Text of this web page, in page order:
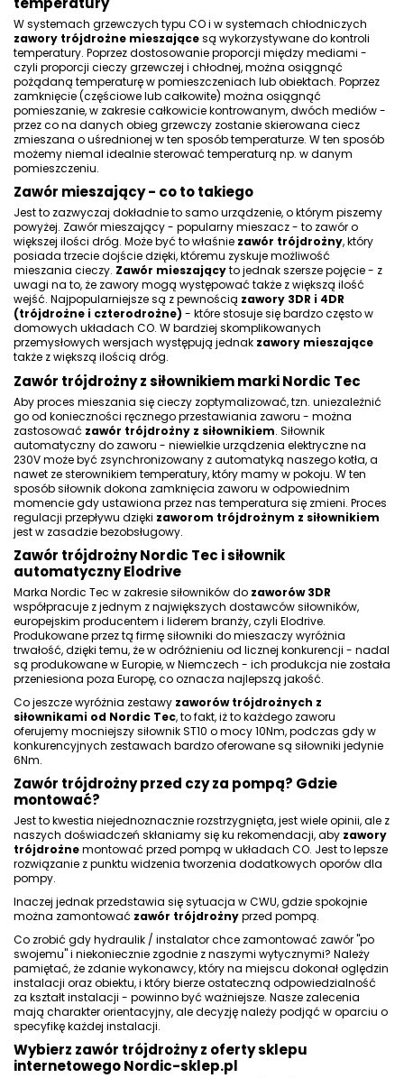
W systemach grzewczych typu CO i w systemach chłodniczych
zawory trójdrożne mieszającesą wykorzystywane do kontroli
temperatury. Poprzez dostosowanie proporcji między mediami -
czyli proporcji cieczy grzewczej i chłodnej, można osiągnąć
pożądaną temperaturę w pomieszczeniach lub obiektach. Poprzez
zamknięcie (częściowe lub całkowite) można osiągnąć
pomieszanie, w zakresie całkowicie kontrowanym, dwóch mediów -
przez co na danych obieg grzewczy zostanie skierowana ciecz
zmieszana o uśrednionej w ten sposób temperaturze. W ten sposób
możemy niemal idealnie sterować temperaturą np. w danym
pomieszczeniu.
Zawór mieszający - co to takiego
Jest to zazwyczaj dokładnie to samo urządzenie, o którym piszemy
powyżej. Zawór mieszający- popularny mieszacz - to zawór o
większej ilości dróg. Może być to właśnie zawór trójdrożny, który
posiada trzecie dojście dzięki, któremu zyskuje możliwość
mieszania cieczy. Zawór mieszającyto jednak szersze pojęcie - z
uwagi na to, że zawory mogą występować także z większą ilość
wejść. Najpopularniejsze są z pewnością zawory 3DR i 4DR
(trójdrożne i czterodrożne) - które stosuje się bardzo często w
domowych układach CO. W bardziej skomplikowanych
przemysłowych wersjach występują jednak zawory mieszające
także z większą ilością dróg.
Zawór trójdrożny z siłownikiem marki Nordic Tec
Aby proces mieszania się cieczy zoptymalizować, tzn. uniezależnić
go od konieczności ręcznego przestawiania zaworu - można
zastosować zawór trójdrożny z siłownikiem. Siłownik
automatyczny do zaworu - niewielkie urządzenia elektryczne na
230V może być zsynchronizowany z automatyką naszego kotła, a
nawet ze sterownikiem temperatury, który mamy w pokoju. W ten
sposób siłownik dokona zamknięcia zaworu w odpowiednim
momencie gdy ustawiona przez nas temperatura się zmieni. Proces
regulacji przepływu dzięki zaworom trójdrożnym z siłownikiem
jest w zasadzie bezobsługowy.
Zawór trójdrożny Nordic Tec i siłownik
automatyczny Elodrive
Marka Nordic Tec w zakresie siłowników do zaworów 3DR
współpracuje z jednym z największych dostawców siłowników,
europejskim producentem i liderem branży, czyli Elodrive.
Produkowane przez tą firmę siłowniki do mieszaczy wyróżnia
trwałość, dzięki temu, że w odróżnieniu od licznej konkurencji - nadal
są produkowane w Europie, w Niemczech - ich produkcja nie została
przeniesiona poza Europę, co oznacza najlepszą jakość.
Co jeszcze wyróżnia zestawy zaworów trójdrożnych z
siłownikami od Nordic Tec, to fakt, iż to każdego zaworu
oferujemy mocniejszy siłownik ST10 o mocy 10Nm, podczas gdy w
konkurencyjnych zestawach bardzo oferowane są siłowniki jedynie
6Nm.
Zawór trójdrożny przed czy za pompą? Gdzie
montować?
Jest to kwestia niejednoznacznie rozstrzygnięta, jest wiele opinii, ale z
naszych doświadczeń skłaniamy się ku rekomendacji, aby zawory
trójdrożnemontować przed pompą w układach CO. Jest to lepsze
rozwiązanie z punktu widzenia tworzenia dodatkowych oporów dla
pompy.
Inaczej jednak przedstawia się sytuacja w CWU, gdzie spokojnie
można zamontować zawór trójdrożnyprzed pompą.
Co zrobić gdy hydraulik / instalator chce zamontować zawór "po
swojemu" i niekoniecznie zgodnie z naszymi wytycznymi? Należy
pamiętać, że zdanie wykonawcy, który na miejscu dokonał oględzin
instalacji oraz obiektu, i który bierze ostateczną odpowiedzialność
za kształt instalacji - powinno być ważniejsze. Nasze zalecenia
mają charakter orientacyjny, ale decyzję należy podjąć w oparciu o
specyfikę każdej instalacji.
Wybierz zawór trójdrożny z oferty sklepu
internetowego Nordic-sklep.pl